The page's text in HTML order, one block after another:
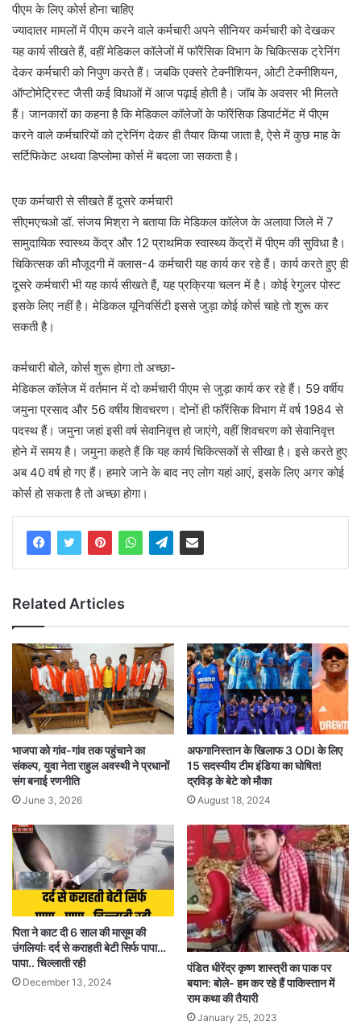
पीएम के लिए कोर्स होना चाहिए
ज्यादातर मामलों में पीएम करने वाले कर्मचारी अपने सीनियर कर्मचारी को देखकर
यह कार्य सीखते हैं, वहीं मेडिकल कॉलेजों में फॉरेंसिक विभाग के चिकित्सक ट्रेनिंग
देकर कर्मचारी को निपुण करते हैं। जबकि एक्सरे टेक्नीशियन, ओटी टेक्नीशियन,
ऑप्टोमेट्रिस्ट जैसी कई विधाओं में आज पढ़ाई होती है। जॉब के अवसर भी मिलते
हैं। जानकारों का कहना है कि मेडिकल कॉलेजों के फॉरेंसिक डिपार्टमेंट में पीएम
करने वाले कर्मचारियों को ट्रेनिंग देकर ही तैयार किया जाता है, ऐसे में कुछ माह के
सर्टिफिकेट अथवा डिप्लोमा कोर्स में बदला जा सकता है।
एक कर्मचारी से सीखते हैं दूसरे कर्मचारी
सीएमएचओ डॉ. संजय मिश्रा ने बताया कि मेडिकल कॉलेज के अलावा जिले में 7
सामुदायिक स्वास्थ्य केंद्र और 12 प्राथमिक स्वास्थ्य केंद्रों में पीएम की सुविधा है।
चिकित्सक की मौजूदगी में क्लास-4 कर्मचारी यह कार्य कर रहे हैं। कार्य करते हुए ही
दूसरे कर्मचारी भी यह कार्य सीखते हैं, यह प्रक्रिया चलन में है। कोई रेगुलर पोस्ट
इसके लिए नहीं है। मेडिकल यूनिवर्सिटी इससे जुड़ा कोई कोर्स चाहे तो शुरू कर
सकती है।
कर्मचारी बोले, कोर्स शुरू होगा तो अच्छा-
मेडिकल कॉलेज में वर्तमान में दो कर्मचारी पीएम से जुड़ा कार्य कर रहे हैं। 59 वर्षीय
जमुना प्रसाद और 56 वर्षीय शिवचरण। दोनों ही फॉरेंसिक विभाग में वर्ष 1984 से
पदस्थ हैं। जमुना जहां इसी वर्ष सेवानिवृत्त हो जाएंगे, वहीं शिवचरण को सेवानिवृत्त
होने में समय है। जमुना कहते हैं कि यह कार्य चिकित्सकों से सीखा है। इसे करते हुए
अब 40 वर्ष हो गए हैं। हमारे जाने के बाद नए लोग यहां आएं, इसके लिए अगर कोई
कोर्स हो सकता है तो अच्छा होगा।
Related Articles
भाजपा को गांव-गांव तक पहुंचाने का
संकल्प, युवा नेता राहुल अवस्थी ने प्रधानों
संग बनाई रणनीति
June 3, 2026
अफगानिस्तान के खिलाफ 3 ODI के लिए
15 सदस्यीय टीम इंडिया का घोषित!
द्रविड़ के बेटे को मौका
August 18, 2024
पिता ने काट दी 6 साल की मासूम की
उंगलियांः दर्द से कराहती बेटी सिर्फ पापा…
पापा.. चिल्लाती रही
December 13, 2024
पंडित धीरेंद्र कृष्ण शास्त्री का पाक पर
बयान: बोले- हम कर रहे हैं पाकिस्तान में
राम कथा की तैयारी
January 25, 2023